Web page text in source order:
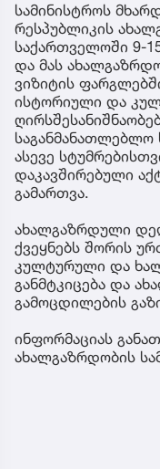
სამინისტროს
რესპუბლიკის
საქართველოში 9-
და მას
ვიზიტის
ისტორიული და
საგანმანათლებლო
ასევე
დაკავშირებული
გამართვა.
ახალგაზრდული
ქვეყნებს შორის
კულტურული და
განმტკიცება და
გამოცდილების
ინფორმაციას
ახალგაზრდობის